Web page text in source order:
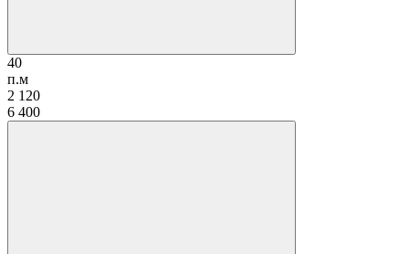
40
п.м
2 120
6 400